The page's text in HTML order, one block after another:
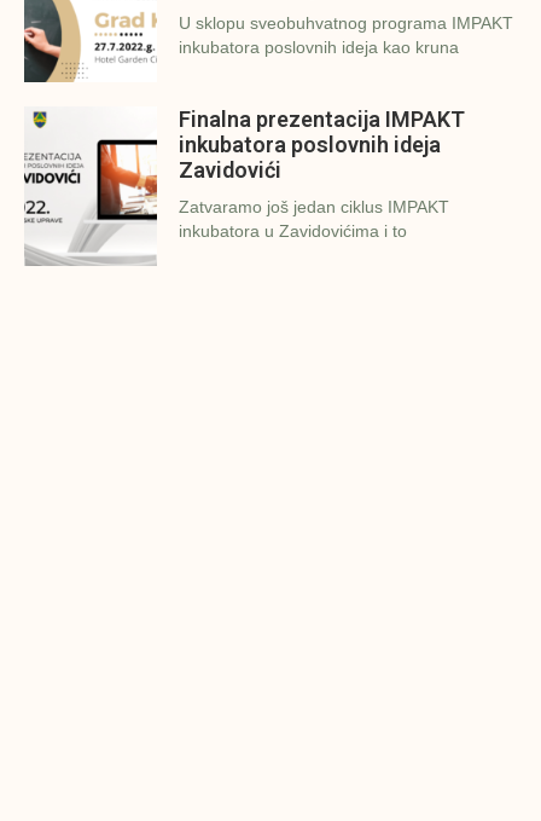
U sklopu sveobuhvatnog programa IMPAKT
inkubatora poslovnih ideja kao kruna
Finalna prezentacija IMPAKT
inkubatora poslovnih ideja
Zavidovići
Zatvaramo još jedan ciklus IMPAKT
inkubatora u Zavidovićima i to